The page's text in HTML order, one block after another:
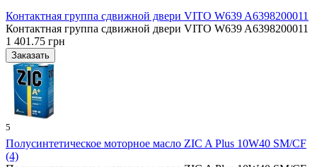
Контактная группа сдвижной двери VITO W639 A6398200011
Контактная группа сдвижной двери VITO W639 A6398200011
1 401.75 грн
5
Полусинтетическое моторное масло ZIC A Plus 10W40 SM/CF
(4)